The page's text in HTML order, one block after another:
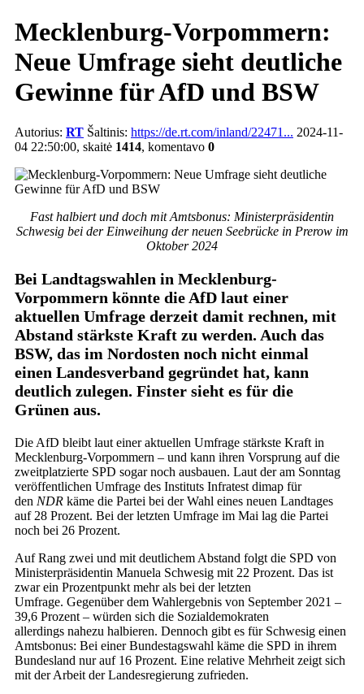
Mecklenburg-Vorpommern:
Neue Umfrage sieht deutliche
Gewinne für AfD und BSW
Autorius: RT Šaltinis: https://de.rt.com/inland/22471... 2024-11-
04 22:50:00, skaitė 1414, komentavo 0
Fast halbiert und doch mit Amtsbonus: Ministerpräsidentin
Schwesig bei der Einweihung der neuen Seebrücke in Prerow im
Oktober 2024
Bei Landtagswahlen in Mecklenburg-
Vorpommern könnte die AfD laut einer
aktuellen Umfrage derzeit damit rechnen, mit
Abstand stärkste Kraft zu werden. Auch das
BSW, das im Nordosten noch nicht einmal
einen Landesverband gegründet hat, kann
deutlich zulegen. Finster sieht es für die
Grünen aus.
Die AfD bleibt laut einer aktuellen Umfrage stärkste Kraft in
Mecklenburg-Vorpommern – und kann ihren Vorsprung auf die
zweitplatzierte SPD sogar noch ausbauen. Laut der am Sonntag
veröffentlichen Umfrage des Instituts Infratest dimap für
den NDR käme die Partei bei der Wahl eines neuen Landtages
auf 28 Prozent. Bei der letzten Umfrage im Mai lag die Partei
noch bei 26 Prozent.
Auf Rang zwei und mit deutlichem Abstand folgt die SPD von
Ministerpräsidentin Manuela Schwesig mit 22 Prozent. Das ist
zwar ein Prozentpunkt mehr als bei der letzten
Umfrage. Gegenüber dem Wahlergebnis von September 2021 –
39,6 Prozent – würden sich die Sozialdemokraten
allerdings nahezu halbieren. Dennoch gibt es für Schwesig einen
Amtsbonus: Bei einer Bundestagswahl käme die SPD in ihrem
Bundesland nur auf 16 Prozent. Eine relative Mehrheit zeigt sich
mit der Arbeit der Landesregierung zufrieden.